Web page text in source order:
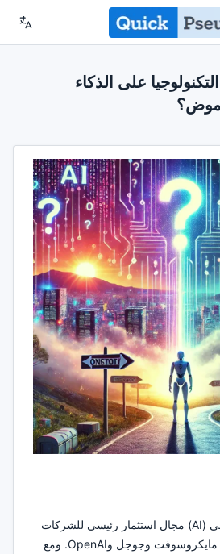
على الذكاء
أصبحت الذكاء الاصطناعي (AI) مجال استثمار رئيسي للشركات
التكنولوجية الكبرى مثل مايكروسوفت وجوجل وOpenAI. ومع